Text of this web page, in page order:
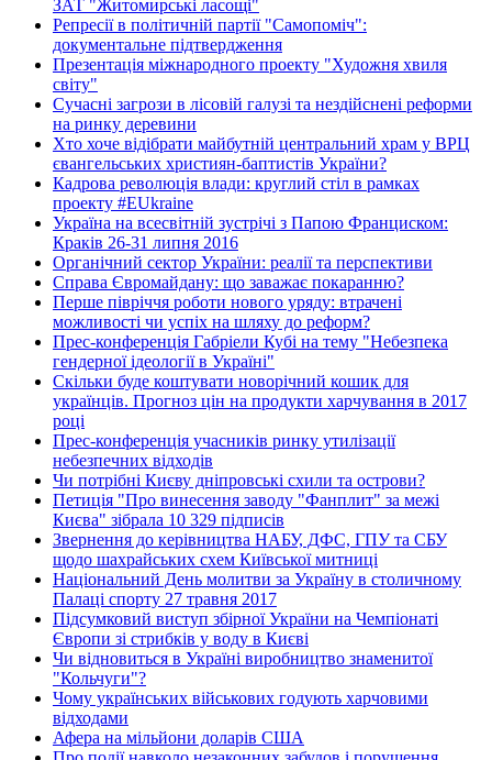
ЗАТ "Житомирські ласощі"
Репресії в політичній партії "Самопоміч":
документальне підтвердження
Презентація міжнародного проекту "Художня хвиля
світу"
Сучасні загрози в лісовій галузі та нездійснені реформи
на ринку деревини
Хто хоче відібрати майбутній центральний храм у ВРЦ
євангельських християн-баптистів України?
Кадрова революція влади: круглий стіл в рамках
проекту #EUkraine
Україна на всесвітній зустрічі з Папою Франциском:
Краків 26-31 липня 2016
Органічний сектор України: реалії та перспективи
Справа Євромайдану: що заважає покаранню?
Перше півріччя роботи нового уряду: втрачені
можливості чи успіх на шляху до реформ?
Прес-конференція Габріели Кубі на тему "Небезпека
гендерної ідеології в Україні"
Скільки буде коштувати новорічний кошик для
українців. Прогноз цін на продукти харчування в 2017
році
Прес-конференція учасників ринку утилізації
небезпечних відходів
Чи потрібні Києву дніпровські схили та острови?
Петиція "Про винесення заводу "Фанплит" за межі
Києва" зібрала 10 329 підписів
Звернення до керівництва НАБУ, ДФС, ГПУ та СБУ
щодо шахрайських схем Київської митниці
Національний День молитви за Україну в столичному
Палаці спорту 27 травня 2017
Підсумковий виступ збірної України на Чемпіонаті
Європи зі стрибків у воду в Києві
Чи відновиться в Україні виробництво знаменитої
"Кольчуги"?
Чому українських військових годують харчовими
відходами
Афера на мільйони доларів США